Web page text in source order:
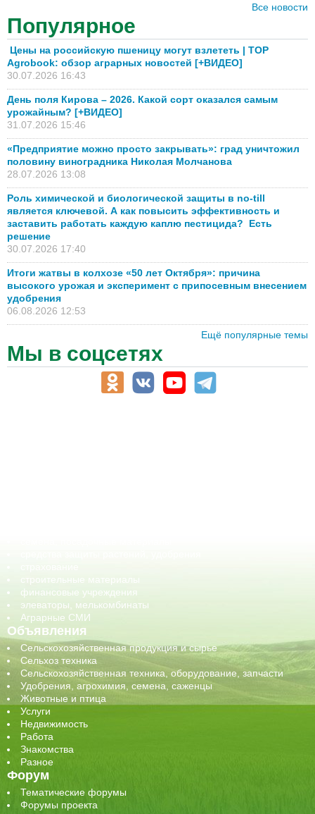
Все новости
Популярное
Цены на российскую пшеницу могут взлететь | TOP
Agrobook: обзор аграрных новостей [+ВИДЕО]
30.07.2026 16:43
День поля Кирова – 2026. Какой сорт оказался самым
урожайным? [+ВИДЕО]
31.07.2026 15:46
«Предприятие можно просто закрывать»: град уничтожил
половину виноградника Николая Молчанова
28.07.2026 13:08
Роль химической и биологической защиты в no-till
является ключевой. А как повысить эффективность и
заставить работать каждую каплю пестицида? Есть
решение
30.07.2026 17:40
Итоги жатвы в колхозе «50 лет Октября»: причина
высокого урожая и эксперимент с припосевным внесением
удобрения
06.08.2026 12:53
Ещё популярные темы
Мы в соцсетях
строительные материалы
финансовые учреждения
элеваторы, мелькомбинаты
Аграрные СМИ
Объявления
Сельскохозяйственная продукция и сырье
Сельхоз техника
Сельскохозяйственная техника, оборудование, запчасти
Удобрения, агрохимия, семена, саженцы
Животные и птица
Услуги
Недвижимость
Работа
Знакомства
Разное
Форум
Тематические форумы
Форумы проекта